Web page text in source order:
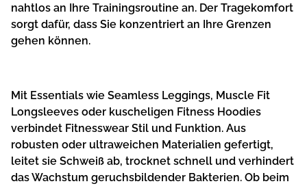
nahtlos an Ihre Trainingsroutine an. Der Tragekomfort
sorgt dafür, dass Sie konzentriert an Ihre Grenzen
gehen können.
Mit Essentials wie Seamless Leggings, Muscle Fit
Longsleeves oder kuscheligen Fitness Hoodies
verbindet Fitnesswear Stil und Funktion. Aus
robusten oder ultraweichen Materialien gefertigt,
leitet sie Schweiß ab, trocknet schnell und verhindert
das Wachstum geruchsbildender Bakterien. Ob beim